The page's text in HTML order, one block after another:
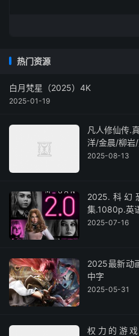
热门资源
白月梵星（2025）4K
2025-01-19
凡人修仙传.
洋/金晨/柳岩
2025-08-13
2025.科幻
集.1080p.英
2025-07-16
2025最新动
中字
2025-05-31
权力的游